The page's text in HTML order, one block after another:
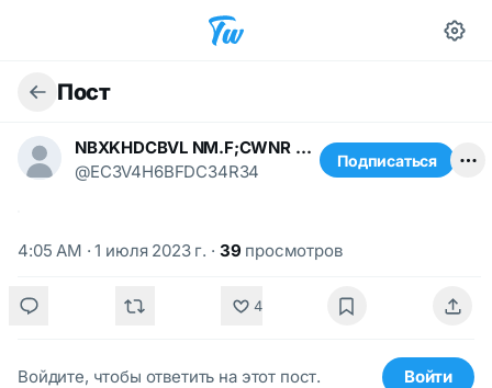
Пост
NBXKHDCBVL NM.F;CWNR N.,/k;K
@EC3V4H6BFDC34R34
Подписаться
4:05 AM · 1 июля 2023 г. · 39 просмотров
4
Войдите, чтобы ответить на этот пост. Войти